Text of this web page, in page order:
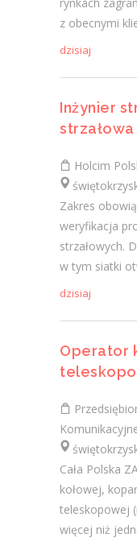
z obecnymi
dzisiaj
Inżynier
strzałowa
Holcim
Zakres
weryfikacja
strzałowych.
w tym siatki
dzisiaj
Operator
Cała Polska
kołowej,
teleskopowej
więcej niż